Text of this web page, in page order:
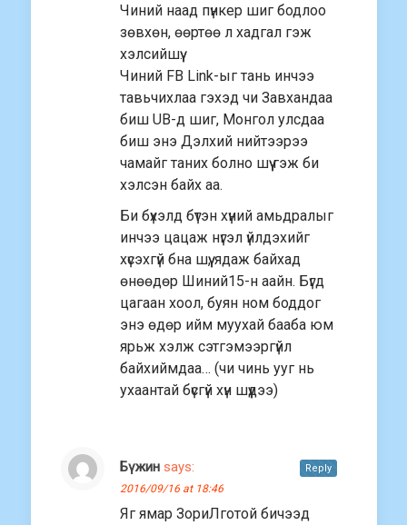
Чиний наад пүнкер шиг бодлоо
зөвхөн, өөртөө л хадгал гэж
хэлсийшүү.
Чиний FB Link-ыг тань инчээ
тавьчихлаа гэхэд чи Завхандаа
биш UB-д шиг, Монгол улсдаа
биш энэ Дэлхий нийтээрээ
чамайг таних болно шүү гэж би
хэлсэн байх аа.
Би бүхэлд бүтэн хүний амьдралыг
инчээ цацаж нүгэл үйлдэхийг
хүсэхгүй бна шүү, ядаж байхад
өнөөдөр Шиний15-н аайн. Бүгд
цагаан хоол, буян ном боддог
энэ өдөр ийм муухай бааба юм
ярьж хэлж сэтгэмээргүйл
байхиймдаа… (чи чинь ууг нь
ухаантай бүсгүй хүн шүүдээ)
Бүжин says:
2016/09/16 at 18:46
Яг ямар ЗориЛготой бичээд
Reply